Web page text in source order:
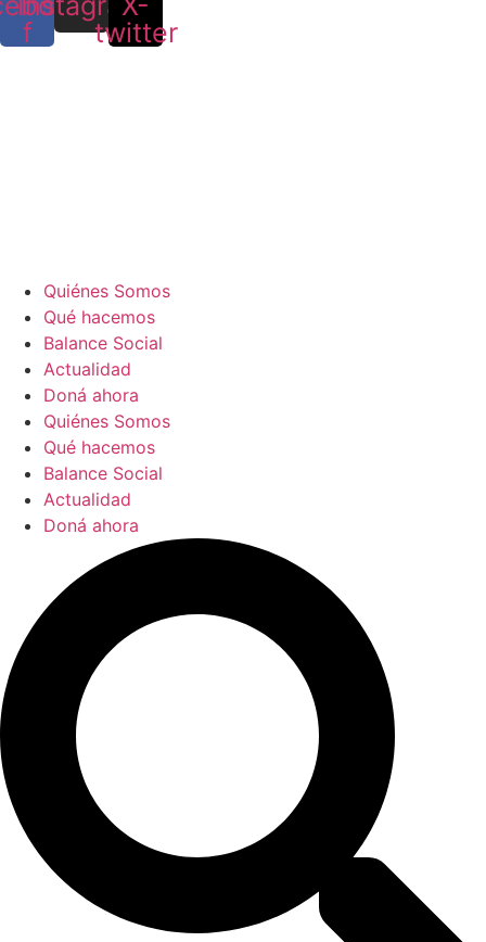
f
twitter
Quiénes Somos
Qué hacemos
Balance Social
Actualidad
Doná ahora
Quiénes Somos
Qué hacemos
Balance Social
Actualidad
Doná ahora